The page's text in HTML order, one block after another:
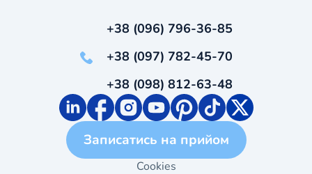
+38 (096) 796-36-85
+38 (097) 782-45-70
+38 (098) 812-63-48
Записатись на прийом
Cookies